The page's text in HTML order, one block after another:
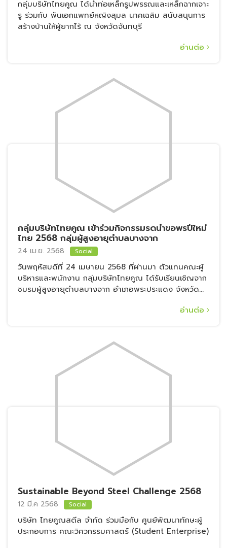
กลุ่มบริษัทไทยคูณ ได้นำท่อเหล็กรูปพรรณและเหล็กฉากเจาะ
รู ร่วมกับ พันเอกแพทย์หญิงสุมล นาคเฉลิม สนับสนุนการ
สร้างบ้านให้ผู้ยากไร้ ณ จังหวัดจันทบุรี
อ่านต่อ
กลุ่มบริษัทไทยคูณ เข้าร่วมกิจกรรมรดน้ำขอพรปีใหม่
ไทย 2568 กลุ่มผู้สูงอายุตำบลบางจาก
24 เม.ย. 2568 Social
วันพฤหัสบดีที่ 24 เมษายน 2568 ที่ผ่านมา ตัวแทนคณะผู้
บริหารและพนักงาน กลุ่มบริษัทไทยคูณ ได้รับเรียนเชิญจาก
ชมรมผู้สูงอายุตำบลบางจาก อำเภอพระประแดง จังหวัด
อ่านต่อ
Sustainable Beyond Steel Challenge 2568
12 มี.ค 2568 Social
บริษัท ไทยคูณสตีล จำกัด ร่วมมือกับ ศูนย์พัฒนาทักษะผู้
ประกอบการ คณะวิศวกรรมศาสตร์ (Student Enterprise)